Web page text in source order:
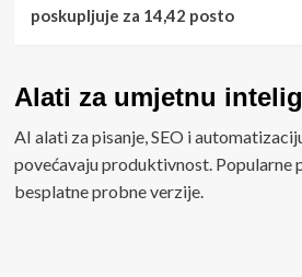
poskupljuje za 14,42 posto
Alati za umjetnu
AI alati za pisanje, SEO i
povećavaju produktivnost. Popularne
besplatne probne verzije.